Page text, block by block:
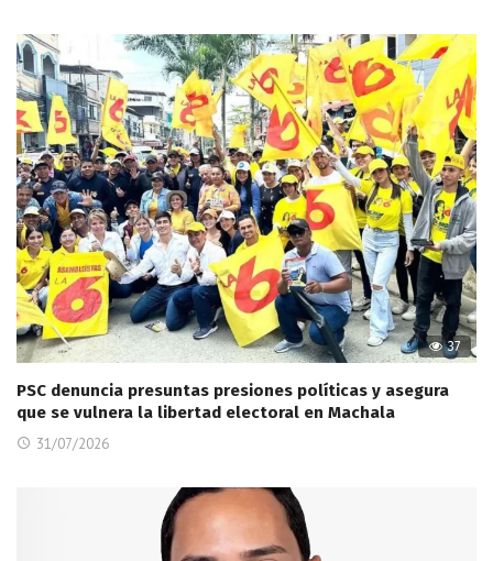
37
PSC denuncia presuntas presiones políticas y asegura
que se vulnera la libertad electoral en Machala
31/07/2026